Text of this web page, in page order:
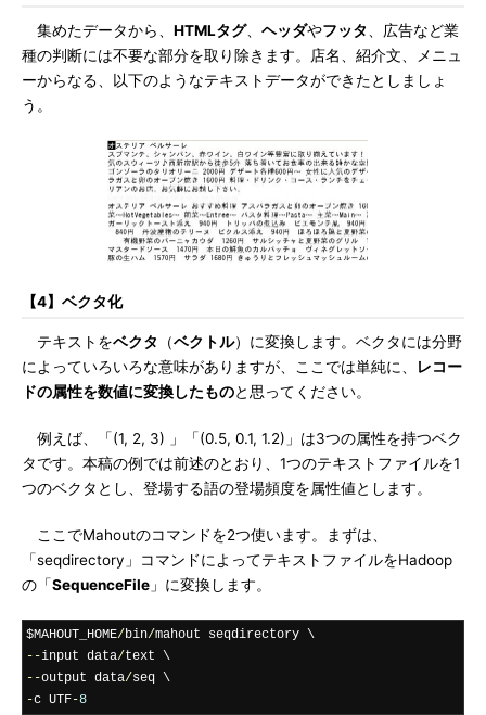
集めたデータから、 HTMLタグ、 ヘッダやフッタ
、広告など業
種の判断には不要な部分を取り除きます。店名、紹介文、メニュ
ーからなる、以下のようなテキストデータができたとしましょ
う。
【4】ベクタ化
テキストをベクタ （ベクトル）に変換します。ベクタには分野
によっていろいろな意味がありますが、ここでは単純に、
レコー
ドの属性を数値に変換したものと思ってください。
例えば、「(1, 2, 3) 」「(0.5, 0.1, 1.2)」は3つの属性を持つベク
タです。本稿の例では前述のとおり、1つのテキストファイルを1
つのベクタとし、登場する語の登場頻度を属性値とします。
ここでMahoutのコマンドを2つ使います。まずは、
「seqdirectory」コマンドによってテキストファイルをHadoop
の「SequenceFile 」に変換します。
$MAHOUT_HOME/bin/
--input data/
--output data/
-c UTF-8